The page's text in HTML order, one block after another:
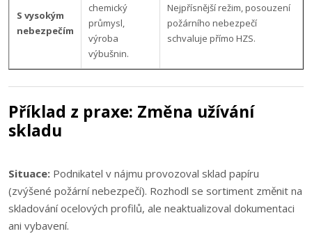
S vysokým
nebezpečím
chemický
průmysl,
výroba
výbušnin.
Nejpřísnější režim, posouzení
požárního nebezpečí
schvaluje přímo HZS.
Příklad z praxe: Změna užívání
skladu
Situace: Podnikatel v nájmu provozoval sklad papíru
(zvýšené požární nebezpečí). Rozhodl se sortiment změnit na
skladování ocelových profilů, ale neaktualizoval dokumentaci
ani vybavení.